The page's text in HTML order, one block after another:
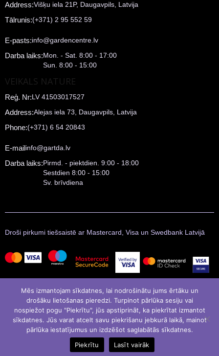
Address:Višķu iela 21P, Daugavpils, Latvija
Tālrunis:(+371) 2 95 552 59
E-pasts:info@gardencentre.lv
Darba laiks:Mon. - Sat. 8:00 - 17:00
Sun. 8:00 - 15:00
VEIKALS NATURE
Reģ. Nr:LV 41503017527
Address:Alejas iela 73, Daugavpils, Latvija
Phone:(+371) 6 54 20843
E-mailinfo@gartda.lv
Darba laiks:Pirmd. - piektdien. 9:00 - 18:00
Sestdien 8:00 - 15:00
Sv. brīvdiena
Droši pirkumi tiešsaistē ar Mastercard, Visa un Swedbank Latvijā
© Gartda 2021 Izstrādāja
Mēs izmantojam sīkdatnes, lai nodrošinātu jums ērtāku un
drošāku lietošanas pieredzi. Turpinot pārlūka sesiju vai
nospiežot pogu "Piekrītu", jūs apstiprināt, ka piekrītat izmantot
sīkdatnes. Jūs varat atcelt savu piekrišanu jebkurā laikā, mainot
pārlūka iestatījumus un izdzēšot saglabātās sīkdatnes.
Piekrītu
Lasīt vairāk